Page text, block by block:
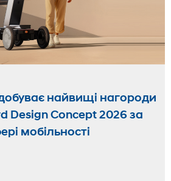
найвищі нагороди
Design Concept 2026 за
мобільності